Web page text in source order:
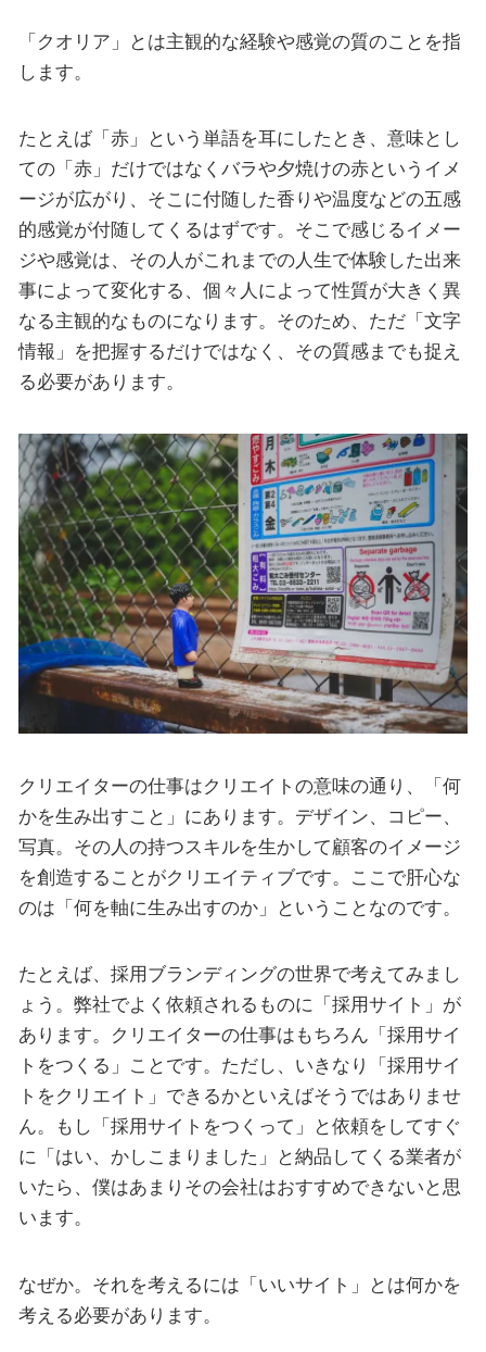
「クオリア」とは主観的な経験や感覚の質のことを指
します。
たとえば「赤」という単語を耳にしたとき、意味とし
ての「赤」だけではなくバラや夕焼けの赤というイメ
ージが広がり、そこに付随した香りや温度などの五感
的感覚が付随してくるはずです。そこで感じるイメー
ジや感覚は、その人がこれまでの人生で体験した出来
事によって変化する、個々人によって性質が大きく異
なる主観的なものになります。そのため、ただ「文字
情報」を把握するだけではなく、その質感までも捉え
る必要があります。
クリエイターの仕事はクリエイトの意味の通り、「何
かを生み出すこと」にあります。デザイン、コピー、
写真。その人の持つスキルを生かして顧客のイメージ
を創造することがクリエイティブです。ここで肝心な
のは「何を軸に生み出すのか」ということなのです。
たとえば、採用ブランディングの世界で考えてみまし
ょう。弊社でよく依頼されるものに「採用サイト」が
あります。クリエイターの仕事はもちろん「採用サイ
トをつくる」ことです。ただし、いきなり「採用サイ
トをクリエイト」できるかといえばそうではありませ
ん。もし「採用サイトをつくって」と依頼をしてすぐ
に「はい、かしこまりました」と納品してくる業者が
いたら、僕はあまりその会社はおすすめできないと思
います。
なぜか。それを考えるには「いいサイト」とは何かを
考える必要があります。